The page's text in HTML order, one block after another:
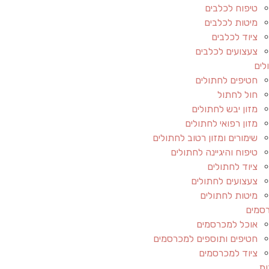
טיפוח לכלבים
מיטות לכלבים
ציוד לכלבים
צעצועים לכלבים
חטיפים לחתולים
חול לחתול
מזון יבש לחתולים
מזון רפואי לחתולים
שימורים ומזון רטוב לחתולים
טיפוח והיגיינה לחתולים
ציוד לחתולים
צעצועים לחתולים
מיטות לחתולים
אוכל למכרסמים
חטיפים ותוספים למכרסמים
ציוד למכרסמים